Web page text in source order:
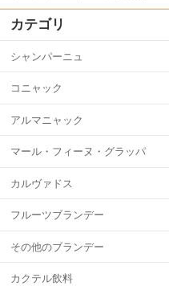
カテゴリ
シャンパーニュ
コニャック
アルマニャック
マール・フィーヌ・グラッパ
カルヴァドス
フルーツブランデー
その他のブランデー
カクテル飲料